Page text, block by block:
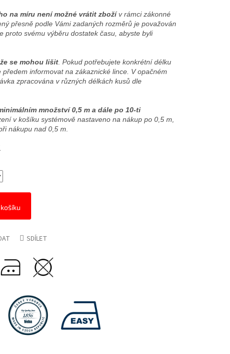
na míru není možné vrátit zbožív rámci zákonné
přesně podle Vámi zadaných rozměrů je považován
proto svému výběru dostatek času, abyste byli
se mohou lišit. Pokud potřebujete konkrétní délku
informovat na zákaznické lince. V opačném
zpracována v různých délkách kusů dle
množství 0,5 m a dále po 10-ti
v košíku systémově nastaveno na nákup po 0,5 m,
nákupu nad 0,5 m.
SDÍLET